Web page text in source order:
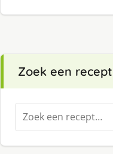
Zoek een recept
Zoeken
naar: